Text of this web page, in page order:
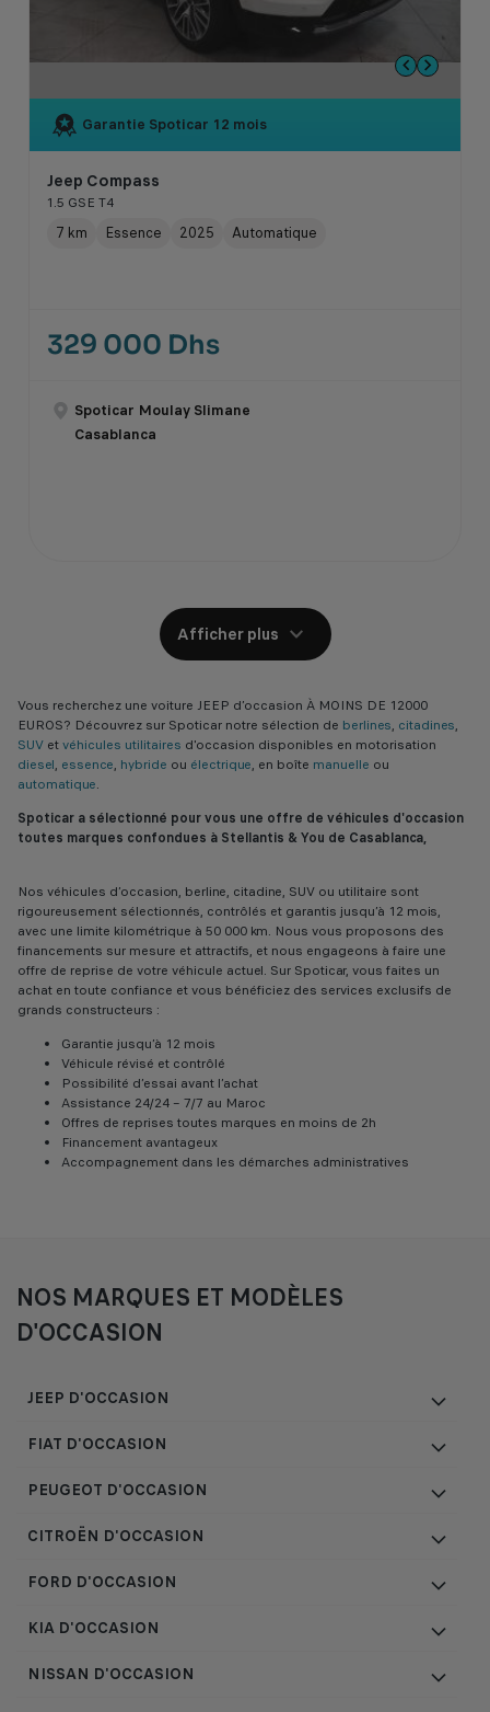
Garantie Spoticar 12 mois
Jeep Compass
1.5 GSE T4
7 km Essence 2025 Automatique
329 000 Dhs
Spoticar Moulay Slimane
Casablanca
Afficher plus
Vous recherchez une voiture JEEP d’occasion À MOINS DE 12000
EUROS? Découvrez sur Spoticar notre sélection de berlines, citadines,
SUV etvéhicules utilitaires d'occasion disponibles en motorisation
diesel, essence, hybride ou électrique, en boîte manuelle ou
automatique.
Spoticar a sélectionné pour vous une offre de véhicules d'occasion
toutes marques confondues à Stellantis & You de Casablanca,
Nos véhicules d’occasion, berline, citadine, SUV ou utilitaire sont
rigoureusement sélectionnés, contrôlés et garantis jusqu’à 12 mois,
avec une limite kilométrique à 50 000 km. Nous vous proposons des
financements sur mesure et attractifs, et nous engageons à faire une
offre de reprise de votre véhicule actuel. Sur Spoticar, vous faites un
achat en toute confiance et vous bénéficiez des services exclusifs de
grands constructeurs :
Garantie jusqu’à 12 mois
Véhicule révisé et contrôlé
Possibilité d’essai avant l’achat
Assistance 24/24 – 7/7 au Maroc
Offres de reprises toutes marques en moins de 2h
Financement avantageux
Accompagnement dans les démarches administratives
NOS MARQUES ET MODÈLES
D'OCCASION
JEEP D'OCCASION
FIAT D'OCCASION
PEUGEOT D'OCCASION
CITROËN D'OCCASION
FORD D'OCCASION
KIA D'OCCASION
NISSAN D'OCCASION